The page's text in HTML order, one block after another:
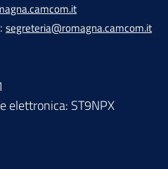
segreteria@romagna.camcom.it
elettronica: ST9NPX